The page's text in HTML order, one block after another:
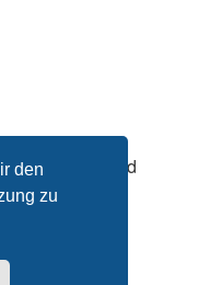
den
zu
phpBB Limited